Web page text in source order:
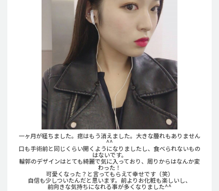
一ヶ月が経ちました。痣はもう消えました。大きな腫れもありません
^^
口も手術前と同じくらい開くようになりましたし、食べられないもの
はないです。
輪郭のデザインはとても綺麗で気に入っており、周りからはなんか変
わった！
可愛くなった？と言ってもらえて幸せです（笑）
自信も少しついたんだと思います。前よりお化粧も楽しいし、
前向きな気持ちになれる事が多くなりました^^